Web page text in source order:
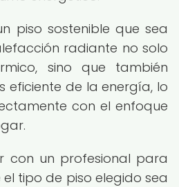
piso sostenible que sea
radiante no solo
sino que también
eficiente de la energía, lo
con el enfoque
con un profesional para
tipo de piso elegido sea